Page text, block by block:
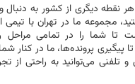
نقطه دیگری از کشور به دنبال
مجموعه ما در تهران با تیمی
شما را در تمامی مراحل
پیگیری پرونده‌ها، ما در کنار
و تلفنی می‌توانید به راحتی